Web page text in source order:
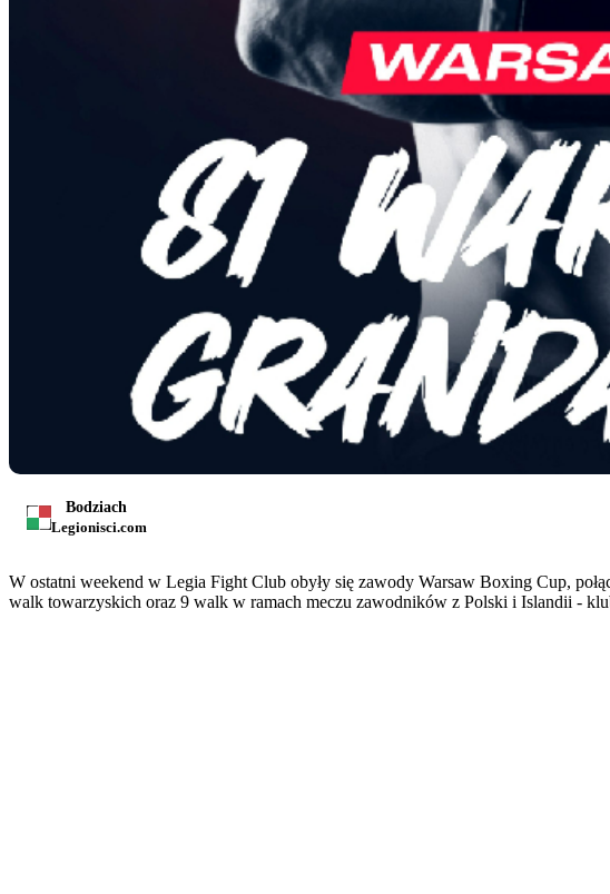
Bodziach
Legionisci.com
W ostatni weekend w Legia Fight Club obyły się zawody Warsaw Boxing Cup,
walk towarzyskich oraz 9 walk w ramach meczu zawodników z Polski i Islandii -